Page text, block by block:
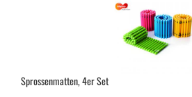
Sprossenmatten, 4er Set